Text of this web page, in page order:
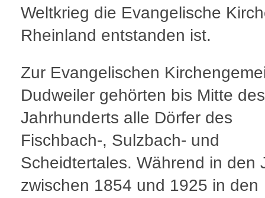
Weltkrieg die Evangelische
Rheinland entstanden ist.
Zur Evangelischen
Dudweiler gehörten bis Mitte
Jahrhunderts alle Dörfer des
Fischbach-, Sulzbach- und
Scheidtertales. Während in den
zwischen 1854 und 1925 in den